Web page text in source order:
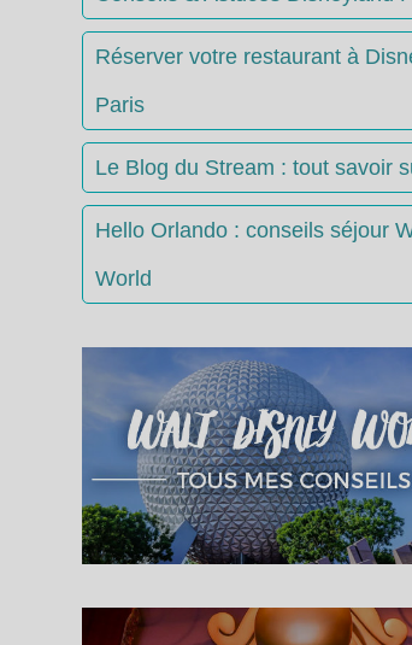
Réserver votre restaurant à
Paris
Le Blog du Stream : tout savoir
Hello Orlando : conseils séjour
World